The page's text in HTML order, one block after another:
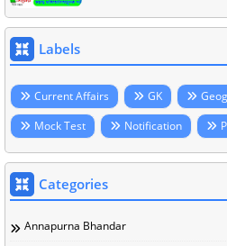
Labels
Current Affairs GK
Mock Test
Notification
Categories
Annapurna Bhandar